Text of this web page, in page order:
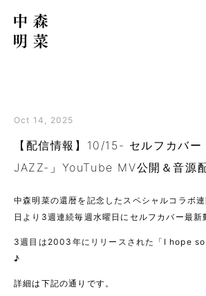
Oct 14, 2025
【配信情報】10/15- セルフカバ
JAZZ-」YouTube MV公開＆音源
中森明菜の還暦を記念したスペシャルコラボ
日より3週連続毎週水曜日にセルフカバー最新
3週目は2003年にリリースされた「I hope
♪
詳細は下記の通りです。